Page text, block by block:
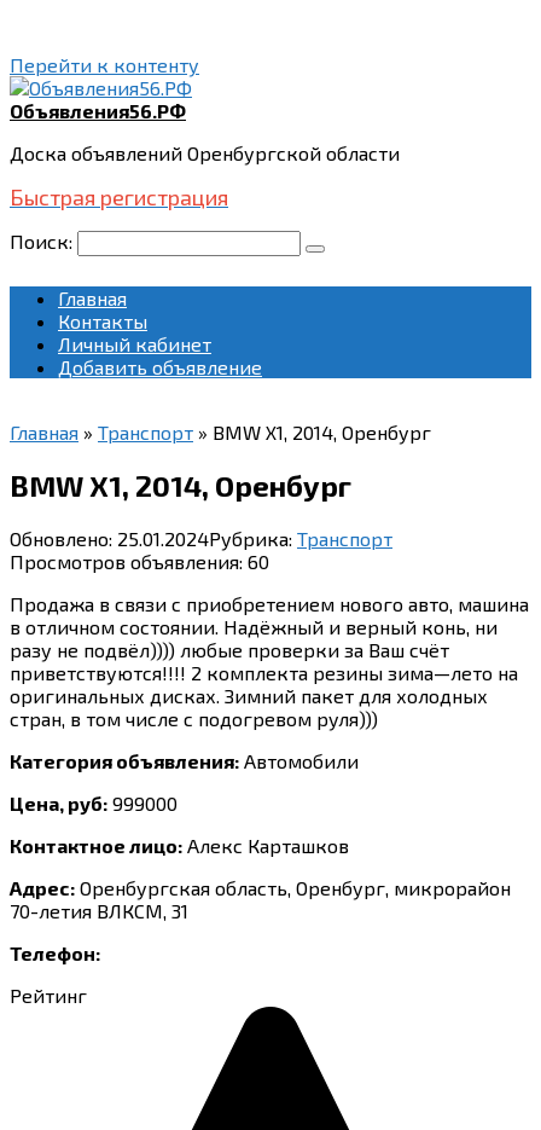
Перейти к контенту
Объявления56.РФ
Доска объявлений Оренбургской области
Быстрая регистрация
Поиск:
Главная
Контакты
Личный кабинет
Добавить объявление
Главная » Транспорт » BMW X1, 2014, Оренбург
BMW X1, 2014, Оренбург
Обновлено: 25.01.2024Рубрика: Транспорт
Просмотров объявления: 60
Продажа в связи с приобретением нового авто, машина
в отличном состоянии. Надёжный и верный конь, ни
разу не подвёл)))) любые проверки за Ваш счёт
приветствуются!!!! 2 комплекта резины зима—лето на
оригинальных дисках. Зимний пакет для холодных
стран, в том числе с подогревом руля)))
Категория объявления: Автомобили
Цена, руб: 999000
Контактное лицо: Алекс Карташков
Адрес: Оренбургская область, Оренбург, микрорайон
70-летия ВЛКСМ, 31
Телефон:
Рейтинг